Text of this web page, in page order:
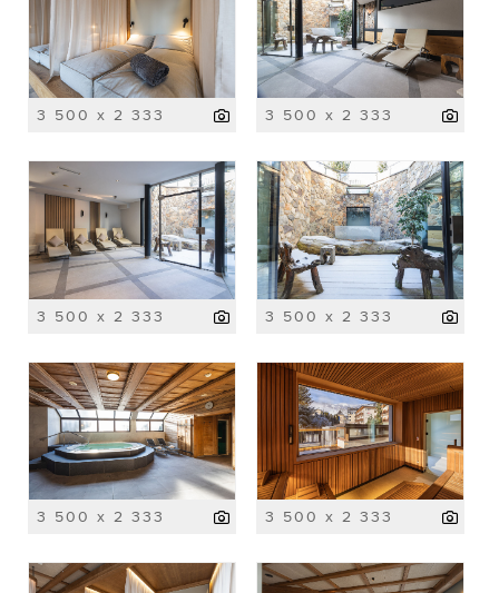
3 500 x 2 333 3 500 x 2 333
3 500 x 2 333 3 500 x 2 333
3 500 x 2 333 3 500 x 2 333